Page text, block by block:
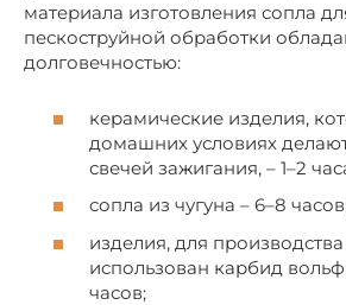
материала изготовления сопла
пескоструйной обработки
долговечностью:
керамические изделия,
домашних условиях
свечей зажигания, – 1–2
сопла из чугуна – 6–8
изделия, для
использован карбид
часов;